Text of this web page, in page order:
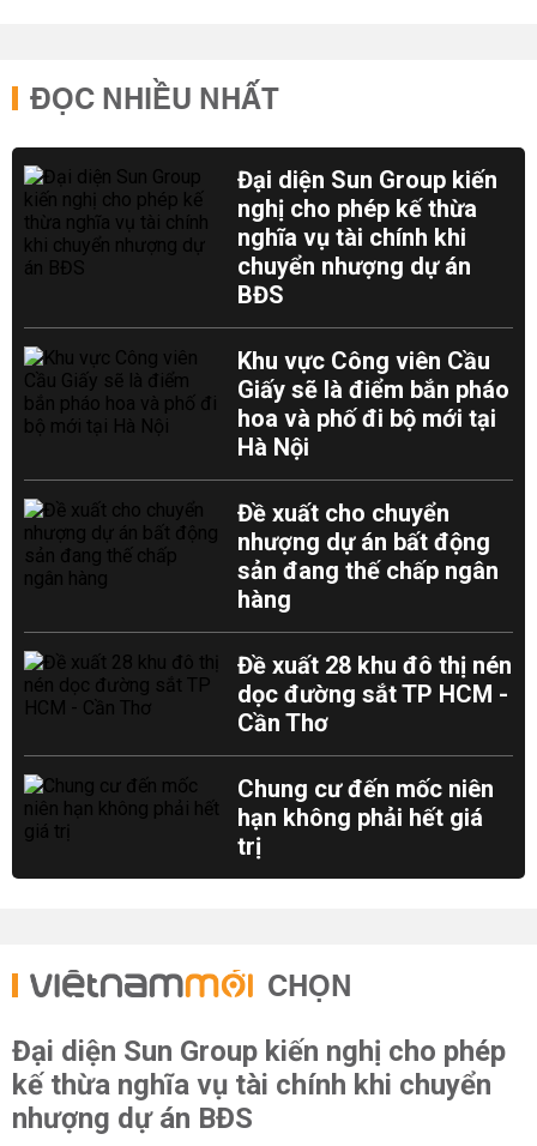
ĐỌC NHIỀU NHẤT
Đại diện Sun Group kiến
nghị cho phép kế thừa
nghĩa vụ tài chính khi
chuyển nhượng dự án
BĐS
Khu vực Công viên Cầu
Giấy sẽ là điểm bắn pháo
hoa và phố đi bộ mới tại
Hà Nội
Đề xuất cho chuyển
nhượng dự án bất động
sản đang thế chấp ngân
hàng
Đề xuất 28 khu đô thị nén
dọc đường sắt TP HCM -
Cần Thơ
Chung cư đến mốc niên
hạn không phải hết giá
trị
CHỌN
Đại diện Sun Group kiến nghị cho phép
kế thừa nghĩa vụ tài chính khi chuyển
nhượng dự án BĐS